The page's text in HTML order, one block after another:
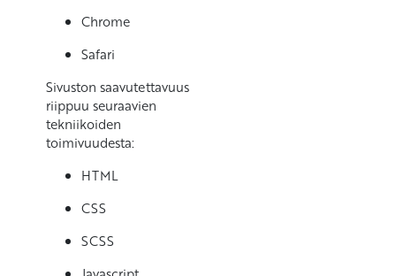
Chrome
Safari
Sivuston saavutettavuus
riippuu seuraavien
tekniikoiden
toimivuudesta:
HTML
CSS
SCSS